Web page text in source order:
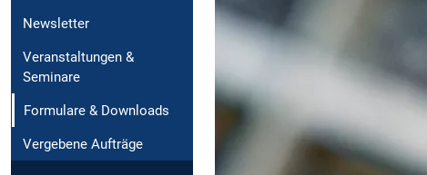
Newsletter
Veranstaltungen &
Seminare
Formulare & Downloads
Vergebene Aufträge